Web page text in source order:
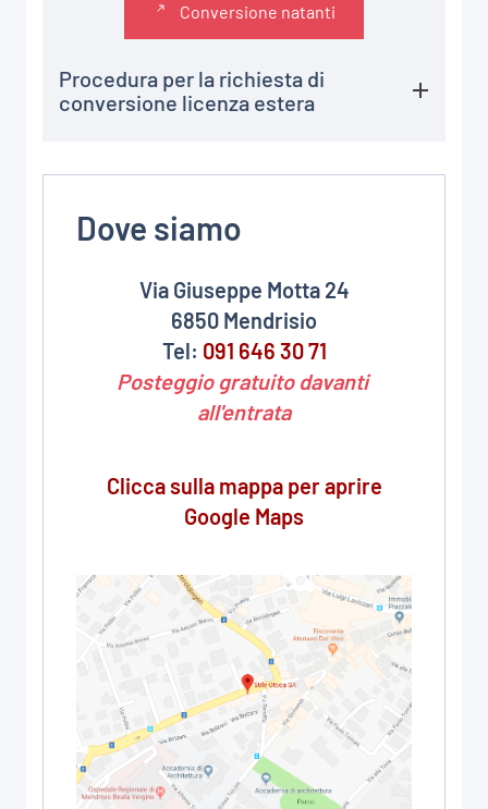
Conversione natanti
Procedura per la richiesta di
conversione licenza estera
Dove siamo
Via Giuseppe Motta 24
6850 Mendrisio
Tel: 091 646 30 71
Posteggio gratuito davanti
all'entrata
Clicca sulla mappa per aprire
Google Maps